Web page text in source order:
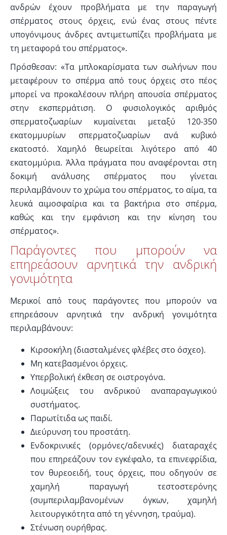
ανδρών έχουν προβλήματα με την παραγωγή
σπέρματος στους όρχεις, ενώ ένας στους πέντε
υπογόνιμους άνδρες αντιμετωπίζει προβλήματα με
τη μεταφορά του σπέρματος».
Πρόσθεσαν: «Τα μπλοκαρίσματα των σωλήνων που
μεταφέρουν το σπέρμα από τους όρχεις στο πέος
μπορεί να προκαλέσουν πλήρη απουσία σπέρματος
στην εκσπερμάτιση. Ο φυσιολογικός αριθμός
σπερματοζωαρίων κυμαίνεται μεταξύ 120-350
εκατομμυρίων σπερματοζωαρίων ανά κυβικό
εκατοστό. Χαμηλό θεωρείται λιγότερο από 40
εκατομμύρια. Άλλα πράγματα που αναφέρονται στη
δοκιμή ανάλυσης σπέρματος που γίνεται
περιλαμβάνουν το χρώμα του σπέρματος, το αίμα, τα
λευκά αιμοσφαίρια και τα βακτήρια στο σπέρμα,
καθώς και την εμφάνιση και την κίνηση του
σπέρματος».
Παράγοντες που μπορούν να
επηρεάσουν αρνητικά την ανδρική
γονιμότητα
Μερικοί από τους παράγοντες που μπορούν να
επηρεάσουν αρνητικά την ανδρική γονιμότητα
περιλαμβάνουν:
Κιρσοκήλη (διασταλμένες φλέβες στο όσχεο).
Μη κατεβασμένοι όρχεις.
Υπερβολική έκθεση σε οιστρογόνα.
Λοιμώξεις του ανδρικού αναπαραγωγικού
συστήματος.
Παρωτίτιδα ως παιδί.
Διεύρυνση του προστάτη.
Ενδοκρινικές (ορμόνες/αδενικές) διαταραχές
που επηρεάζουν τον εγκέφαλο, τα επινεφρίδια,
τον θυρεοειδή, τους όρχεις, που οδηγούν σε
χαμηλή παραγωγή τεστοστερόνης
(συμπεριλαμβανομένων όγκων, χαμηλή
λειτουργικότητα από τη γέννηση, τραύμα).
Στένωση ουρήθρας.